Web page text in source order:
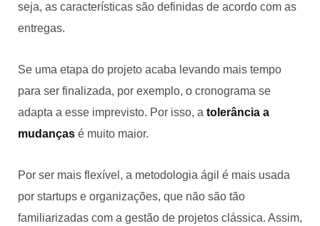
seja, as características são definidas de acordo com as
entregas.
Se uma etapa do projeto acaba levando mais tempo
para ser finalizada, por exemplo, o cronograma se
adapta a esse imprevisto. Por isso, a tolerância a
mudanças é muito maior.
Por ser mais flexível, a metodologia ágil é mais usada
por startups e organizações, que não são tão
familiarizadas com a gestão de projetos clássica. Assim,